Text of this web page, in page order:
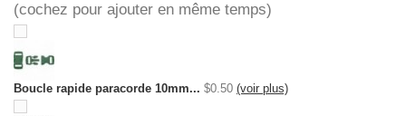
(cochez pour ajouter en même temps)
Boucle rapide paracorde 10mm... $0.50 (voir plus)